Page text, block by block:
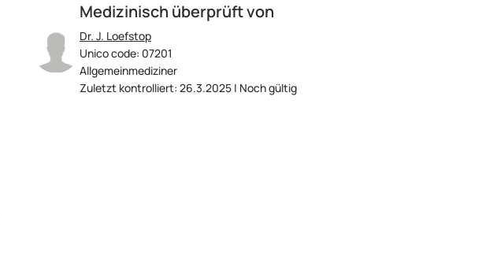
Medizinisch überprüft von
Dr. J. Loefstop
Unico code: 07201
Allgemeinmediziner
Zuletzt kontrolliert: 26.3.2025 | Noch gültig